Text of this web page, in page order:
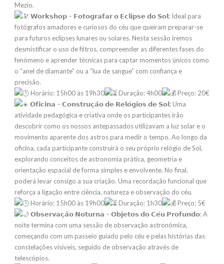
Mezio.
𝗪𝗼𝗿𝗸𝘀𝗵𝗼𝗽 – 𝗙𝗼𝘁𝗼𝗴𝗿𝗮𝗳𝗮𝗿 𝗼 𝗘𝗰𝗹𝗶𝗽𝘀𝗲 𝗱𝗼 𝗦𝗼𝗹: Ideal para
fotógrafos amadores e curiosos do céu que queiram preparar-se
para futuros eclipses lunares ou solares. Nesta sessão iremos
desmistificar o uso de filtros, compreender as diferentes fases do
fenómeno e aprender técnicas para captar momentos únicos como
o “anel de diamante” ou a “lua de sangue” com confiança e
precisão.
Horário: 15h00 às 19h30
Duração: 4h00
Preço: 20€
𝗢𝗳𝗶𝗰𝗶𝗻𝗮 – 𝗖𝗼𝗻𝘀𝘁𝗿𝘂𝗰̧𝗮̃𝗼 𝗱𝗲 𝗥𝗲𝗹𝗼́𝗴𝗶𝗼𝘀 𝗱𝗲 𝗦𝗼𝗹: Uma
atividade pedagógica e criativa onde os participantes irão
descobrir como os nossos antepassados utilizavam a luz solar e o
movimento aparente dos astros para medir o tempo. Ao longo da
oficina, cada participante construirá o seu próprio relógio de Sol,
explorando conceitos de astronomia prática, geometria e
orientação espacial de forma simples e envolvente. No final,
poderá levar consigo a sua criação. Uma recordação funcional que
reforça a ligação entre ciência, natureza e observação do céu.
Horário: 15h00 às 19h00
Duração: 1h30
Preço: 5€
𝗢𝗯𝘀𝗲𝗿𝘃𝗮𝗰̧𝗮̃𝗼 𝗡𝗼𝘁𝘂𝗿𝗻𝗮 – 𝗢𝗯𝗷𝗲𝘁𝗼𝘀 𝗱𝗼 𝗖𝗲́𝘂 𝗣𝗿𝗼𝗳𝘂𝗻𝗱𝗼: A
noite termina com uma sessão de observação astronómica,
começando com um passeio guiado pelo céu e pelas histórias das
constelações visíveis, seguido de observação através de
telescópios.